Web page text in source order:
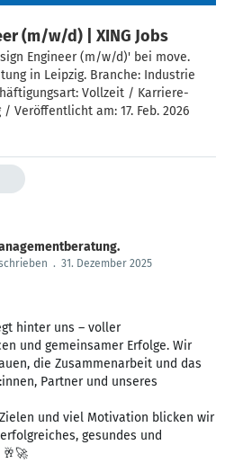
(m/w/d) | XING Jobs
Engineer (m/w/d)' bei move.
in Leipzig. Branche: Industrie
Vollzeit / Karriere-
Veröffentlicht am: 17. Feb. 2026
. 31. Dezember 2025
hinter uns – voller
und gemeinsamer Erfolge. Wir
die Zusammenarbeit und das
Partner und unseres
und viel Motivation blicken wir
gesundes und